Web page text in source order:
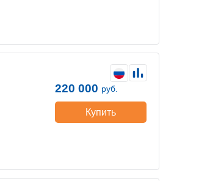
220 000 руб.
Купить